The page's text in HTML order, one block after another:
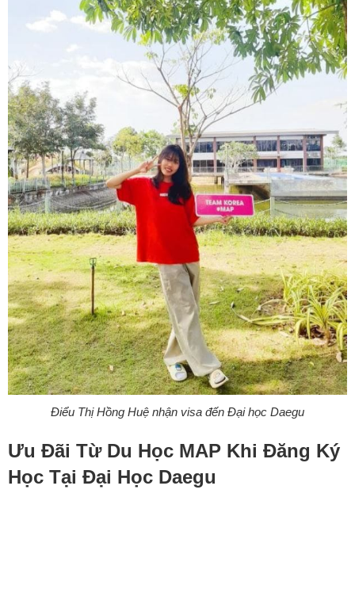
Điểu Thị Hồng Huệ nhận visa đến Đại học Daegu
Ưu Đãi Từ Du Học MAP Khi Đăng Ký
Học Tại Đại Học Daegu